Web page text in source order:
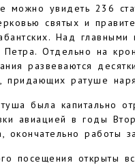
можно увидеть 236
святых и
Над
Отдельно на
развеваются
придающих ратуше
была капитально
авиацией в годы
окончательно работы
посещения открыты